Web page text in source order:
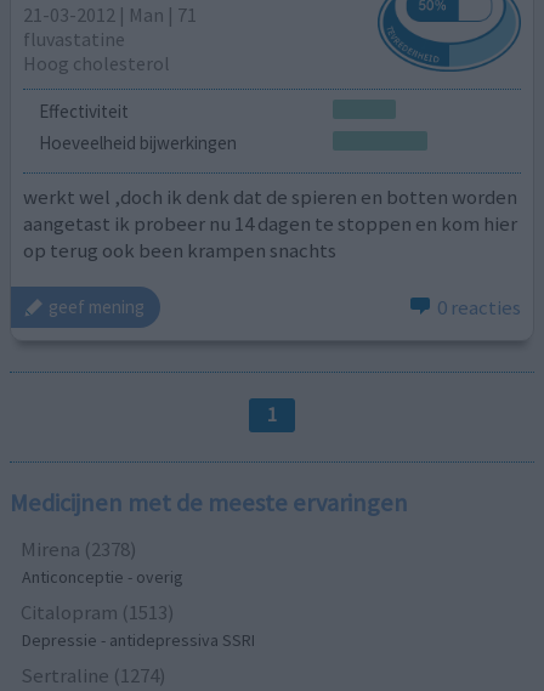
21-03-2012 | Man | 71
fluvastatine
Hoog cholesterol
Effectiviteit
Hoeveelheid bijwerkingen
werkt wel ,doch ik denk dat de spieren en botten worden
aangetast ik probeer nu 14 dagen te stoppen en kom hier
op terug ook been krampen snachts
geef mening 0 reacties
1
Medicijnen met de meeste ervaringen
Mirena (2378)
Anticonceptie - overig
Citalopram (1513)
Depressie - antidepressiva SSRI
Sertraline (1274)